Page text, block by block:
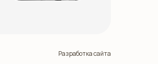
Разработка сайта